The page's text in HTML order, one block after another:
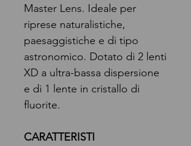
Master Lens. Ideale per
riprese naturalistiche,
paesaggistiche e di tipo
astronomico. Dotato di 2 lenti
XD a ultra-bassa dispersione
e di 1 lente in cristallo di
fluorite.
CARATTERISTI